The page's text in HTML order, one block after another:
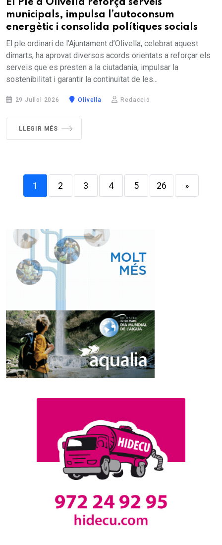
El Ple d’Olivella reforça serveis
municipals, impulsa l’autoconsum
energètic i consolida polítiques socials
El ple ordinari de l’Ajuntament d’Olivella, celebrat aquest
dimarts, ha aprovat diversos acords orientats a reforçar els
serveis que es presten a la ciutadania, impulsar la
sostenibilitat i garantir la continuïtat de les...
29 Juliol 2026 Olivella Redacció
LLEGIR MÉS
1 2 3 4 5 26 »